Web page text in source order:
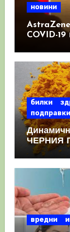
новини
COVID-
като
билки
подправки
ЧЕРНИЯ
вредни